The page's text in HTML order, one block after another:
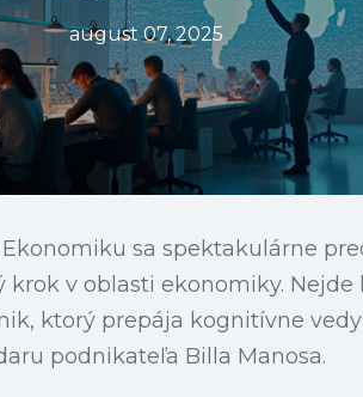
august 07, 2025
sa spektakulárne
krok v oblasti ekonomiky.
ktorý prepája kognitívne
podnikateľa Billa Manosa.